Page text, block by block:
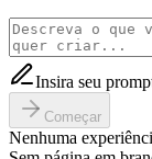
Insira seu
Começar
Nenhuma